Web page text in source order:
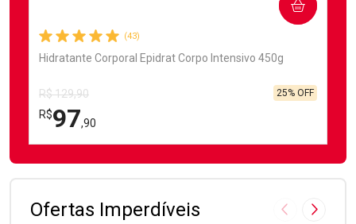
(43)
Hidratante Corporal Epidrat Corpo Intensivo 450g
R$ 129,90
R$97,90
25% OFF
COMPRAR
FECHAR
FECHAR
Ofertas Imperdíveis Imagem